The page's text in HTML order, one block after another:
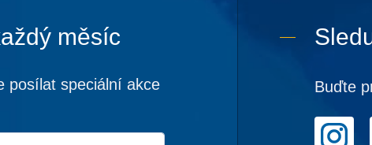
měsíc
posílat speciální akce
Buďte